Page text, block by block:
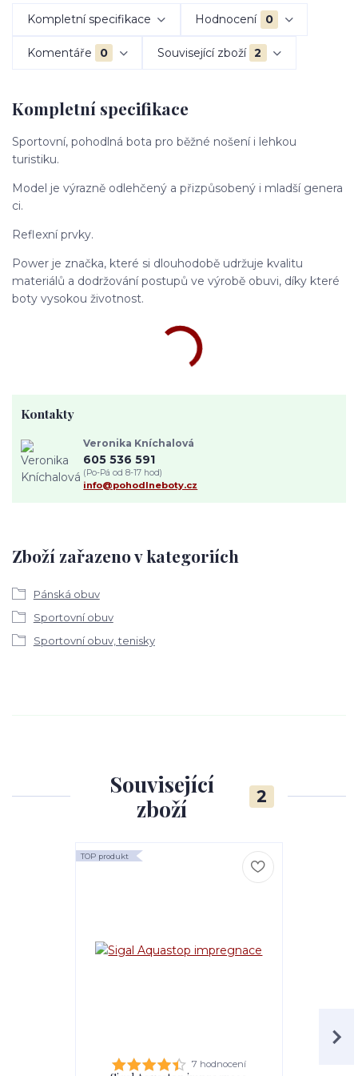
Kompletní specifikace Hodnocení 0
Komentáře 0 Související zboží 2
Kompletní specifikace
Sportovní, pohodlná bota pro běžné nošení i lehkou
turistiku.
Model je výrazně odlehčený a přizpůsobený i mladší genera
ci.
Reflexní prvky.
Power je značka, které si dlouhodobě udržuje kvalitu
materiálů a dodržování postupů ve výrobě obuvi, díky které
boty vysokou životnost.
Zboží zařazeno v kategoriích
Pánská obuv
Sportovní obuv
Sportovní obuv, tenisky
Kontakty
Veronika Kníchalová
605 536 591
(Po-Pá od 8-17 hod)
info@pohodlneboty.cz
Související
zboží
2
TOP produkt
7 hodnocení